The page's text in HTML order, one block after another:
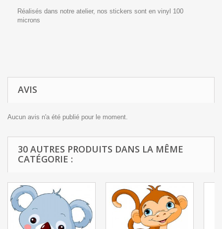
Réalisés dans notre atelier, nos stickers sont en vinyl 100
microns
AVIS
Aucun avis n'a été publié pour le moment.
30 AUTRES PRODUITS DANS LA MÊME
CATÉGORIE :